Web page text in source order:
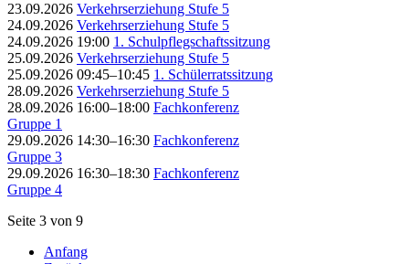
23.09.2026 Verkehrserziehung Stufe 5
24.09.2026 Verkehrserziehung Stufe 5
24.09.2026 19:00 1. Schulpflegschaftssitzung
25.09.2026 Verkehrserziehung Stufe 5
25.09.2026 09:45–10:45 1. Schülerratssitzung
28.09.2026 Verkehrserziehung Stufe 5
28.09.2026 16:00–18:00 Fachkonferenz
Gruppe 1
29.09.2026 14:30–16:30 Fachkonferenz
Gruppe 3
29.09.2026 16:30–18:30 Fachkonferenz
Gruppe 4
Seite 3 von 9
Anfang